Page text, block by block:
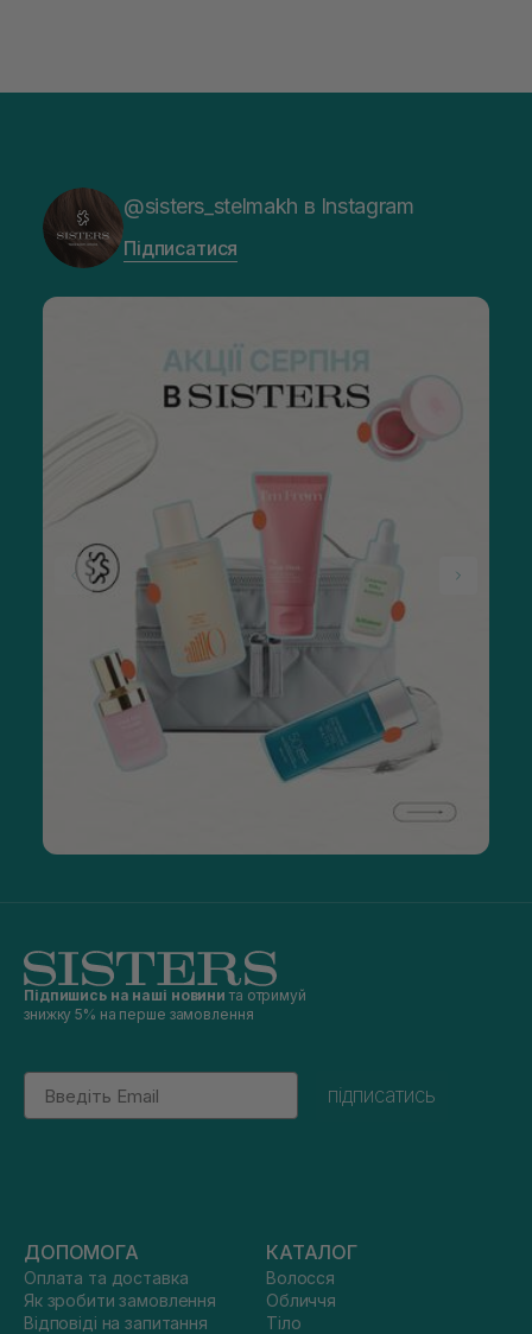
@sisters_stelmakh в Instagram
Підписатися
Підпишись на наші новини та отримуй
знижку 5% на перше замовлення
Email
підписатись
ДОПОМОГА
Оплата та доставка
Як зробити замовлення
Відповіді на запитання
КАТАЛОГ
Волосся
Обличчя
Тіло